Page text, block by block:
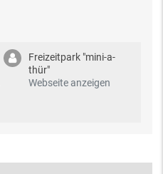
Freizeitpark "mini-a-
thür"
Webseite anzeigen